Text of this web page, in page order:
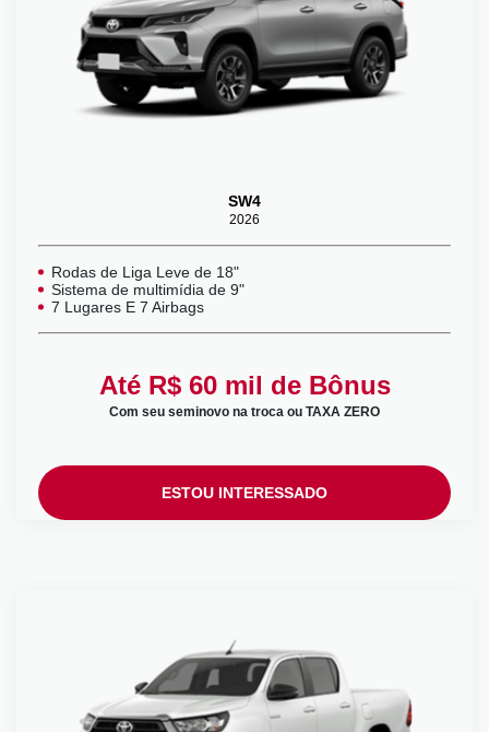
SW4
­­­­­ㅤ2026
Rodas de Liga Leve de 18"
Sistema de multimídia de 9"
7 Lugares E 7 Airbags
Até R$ 60 mil de Bônus
Com seu seminovo na troca ou TAXA ZERO
ESTOU INTERESSADO